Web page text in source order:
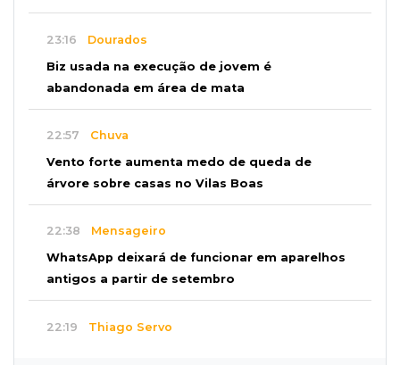
23:16 Dourados
Biz usada na execução de jovem é
abandonada em área de mata
22:57 Chuva
Vento forte aumenta medo de queda de
árvore sobre casas no Vilas Boas
22:38 Mensageiro
WhatsApp deixará de funcionar em aparelhos
antigos a partir de setembro
22:19 Thiago Servo